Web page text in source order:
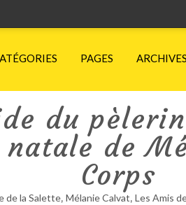
PAGES ARCHIVES
du
natale de
Corps
de la Salette, Mélanie Calvat, Les Amis